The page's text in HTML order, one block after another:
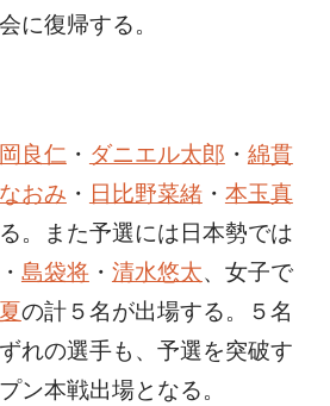
に復帰する。
良仁 ・ ダニエル太郎 ・ 綿貫
おみ ・ 日比野菜緒・ 本玉真
。また予選には日本勢では
・ 島袋将・ 清水悠太、女子で
の計５名が出場する。５名
れの選手も、予選を突破す
ン本戦出場となる。